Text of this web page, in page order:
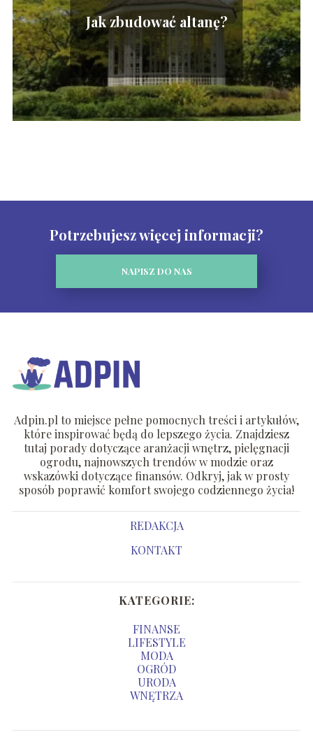
Jak zbudować altanę?
Potrzebujesz więcej informacji?
NAPISZ DO NAS
Adpin.pl to miejsce pełne pomocnych treści i artykułów,
które inspirować będą do lepszego życia. Znajdziesz
tutaj porady dotyczące aranżacji wnętrz, pielęgnacji
ogrodu, najnowszych trendów w modzie oraz
wskazówki dotyczące finansów. Odkryj, jak w prosty
sposób poprawić komfort swojego codziennego życia!
REDAKCJA
KONTAKT
KATEGORIE:
FINANSE
LIFESTYLE
MODA
OGRÓD
URODA
WNĘTRZA